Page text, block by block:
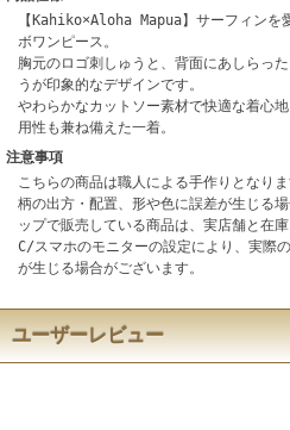
【Kahiko×Aloha Mapua】サーフィンを
ボワンピース。
胸元のロゴ刺しゅうと、背面にあしらっ
うが印象的なデザインです。
やわらかなカットソー素材で快適な着心
用性も兼ね備えた一着。
注意事項
こちらの商品は職人による手作りとなり
柄の出方・配置、形や色に誤差が生じる
ップで販売している商品は、実店舗と在
C/スマホのモニターの設定により、実際
が生じる場合がございます。
ユーザーレビュー